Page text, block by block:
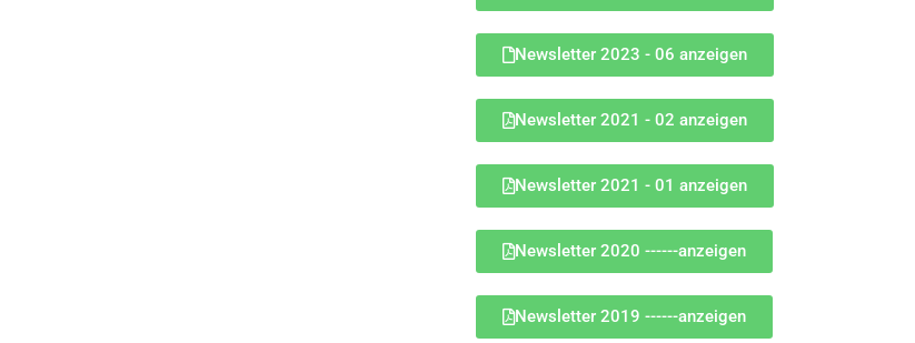
Newsletter 2023 - 06 anzeigen
Newsletter 2021 - 02 anzeigen
Newsletter 2021 - 01 anzeigen
Newsletter 2020 ------anzeigen
Newsletter 2019 ------anzeigen